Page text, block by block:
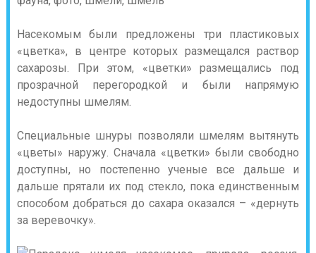
Насекомым были предложены три пластиковых
«цветка», в центре которых размещался раствор
сахарозы. При этом, «цветки» размещались под
прозрачной перегородкой и были напрямую
недоступны шмелям.
Специальные шнуры позволяли шмелям вытянуть
«цветы» наружу. Сначала «цветки» были свободно
доступны, но постепенно ученые все дальше и
дальше прятали их под стекло, пока единственным
способом добраться до сахара оказался – «дернуть
за веревочку».